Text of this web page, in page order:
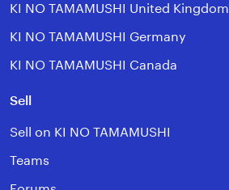
KI NO TAMAMUSHI United Kingdom
KI NO TAMAMUSHI Germany
KI NO TAMAMUSHI Canada
Sell
Sell on KI NO TAMAMUSHI
Teams